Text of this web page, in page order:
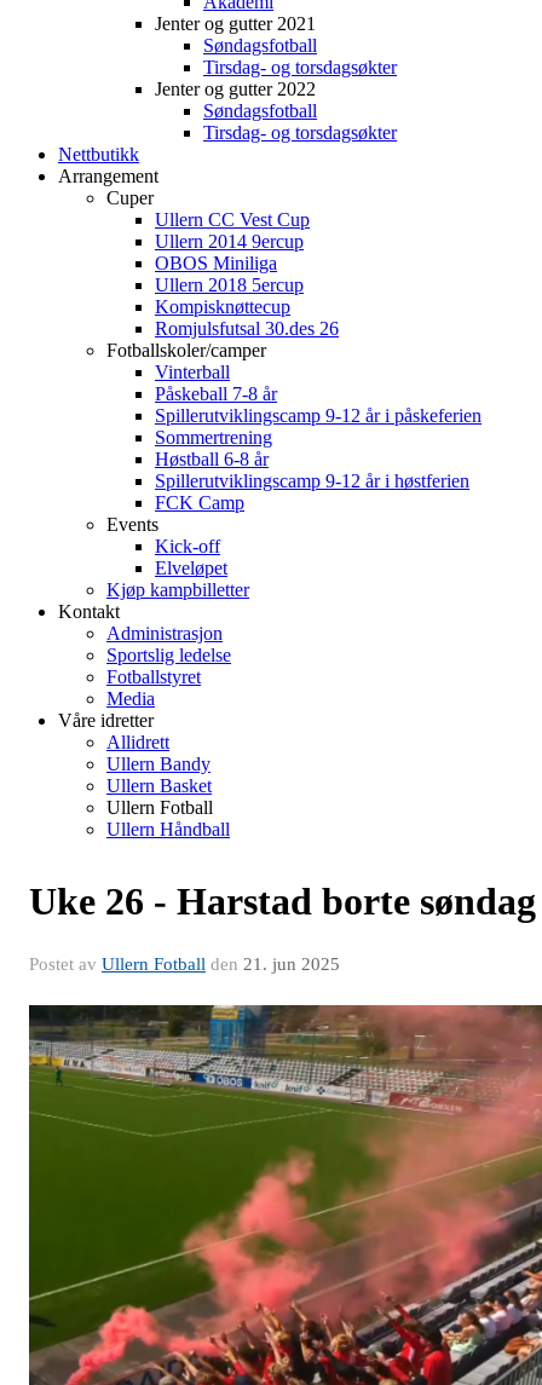
Jenter og gutter 2021
Søndagsfotball
Tirsdag- og torsdagsøkter
Jenter og gutter 2022
Søndagsfotball
Tirsdag- og torsdagsøkter
Nettbutikk
Arrangement
Cuper
Ullern CC Vest Cup
Ullern 2014 9ercup
OBOS Miniliga
Ullern 2018 5ercup
Kompisknøttecup
Romjulsfutsal 30.des 26
Fotballskoler/camper
Vinterball
Påskeball 7-8 år
Spillerutviklingscamp 9-12 år i påskeferien
Sommertrening
Høstball 6-8 år
Spillerutviklingscamp 9-12 år i høstferien
FCK Camp
Events
Kick-off
Elveløpet
Kjøp kampbilletter
Kontakt
Administrasjon
Sportslig ledelse
Fotballstyret
Media
Våre idretter
Allidrett
Ullern Bandy
Ullern Basket
Ullern Fotball
Ullern Håndball
Uke 26 - Harstad borte søndag
Postet av Ullern Fotball den 21. jun 2025